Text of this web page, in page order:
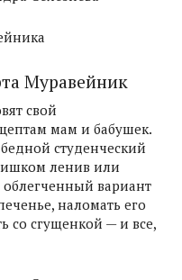
Муравейник
свой
мам и бабушек.
студенческий
ленив или
облегченный вариант
наломать его
со сгущенкой — и все,